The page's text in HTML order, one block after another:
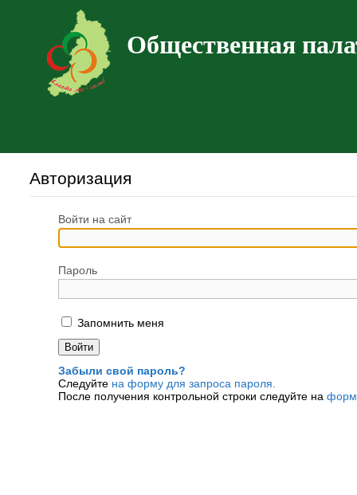
Общественная
Авторизация
Войти на сайт
Пароль
Запомнить меня
Забыли свой пароль?
Следуйте на форму для запроса пароля.
После получения контрольной строки следуйте на